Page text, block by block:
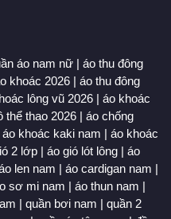
áo nam nữ | áo thu đông
khoác 2026 | áo thu đông
lông vũ 2026 | áo khoác
thể thao 2026 | áo chống
áo khoác kaki nam | áo khoác
2 lớp | áo gió lót lông | áo
len nam | áo cardigan nam |
sơ mi nam | áo thun nam |
| quần bơi nam | quần 2